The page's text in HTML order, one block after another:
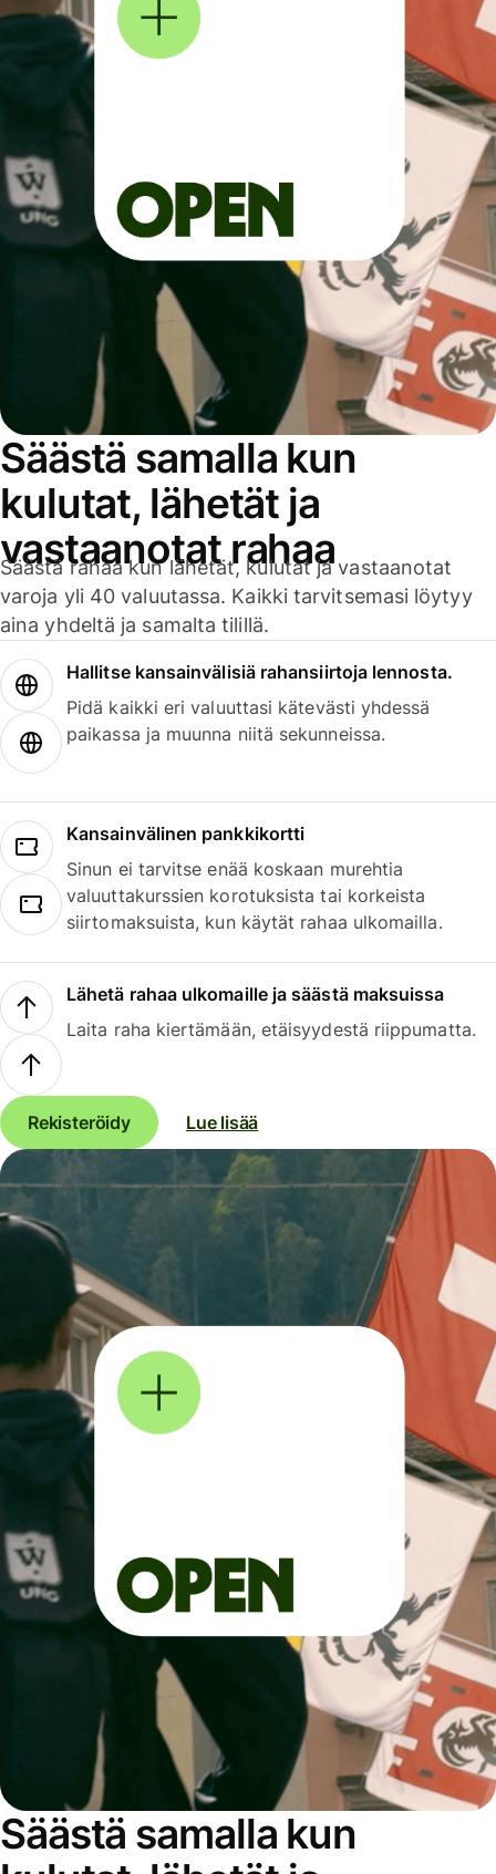
Säästä samalla kun
kulutat, lähetät ja
vastaanotat rahaa
Säästä rahaa kun lähetät, kulutat ja vastaanotat
varoja yli 40 valuutassa. Kaikki tarvitsemasi löytyy
aina yhdeltä ja samalta tilillä.
Hallitse kansainvälisiä rahansiirtoja lennosta.
Pidä kaikki eri valuuttasi kätevästi yhdessä
paikassa ja muunna niitä sekunneissa.
Kansainvälinen pankkikortti
Sinun ei tarvitse enää koskaan murehtia
valuuttakurssien korotuksista tai korkeista
siirtomaksuista, kun käytät rahaa ulkomailla.
Lähetä rahaa ulkomaille ja säästä maksuissa
Laita raha kiertämään, etäisyydestä riippumatta.
Rekisteröidy Lue lisää
Säästä samalla kun